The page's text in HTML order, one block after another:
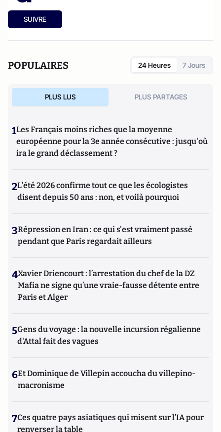
SUIVRE
POPULAIRES 24 Heures 7 Jours
PLUS LUS PLUS PARTAGES
1Les Français moins riches que la moyenne
européenne pour la 3e année consécutive : jusqu'où
ira le grand déclassement ?
2L’été 2026 confirme tout ce que les écologistes
disent depuis 50 ans : non, et voilà pourquoi
3Répression en Iran : ce qui s'est vraiment passé
pendant que Paris regardait ailleurs
4Xavier Driencourt : l’arrestation du chef de la DZ
Mafia ne signe qu’une vraie-fausse détente entre
Paris et Alger
5Gens du voyage : la nouvelle incursion régalienne
d'Attal fait des vagues
6Et Dominique de Villepin accoucha du villepino-
macronisme
7Ces quatre pays asiatiques qui misent sur l’IA pour
renverser la table